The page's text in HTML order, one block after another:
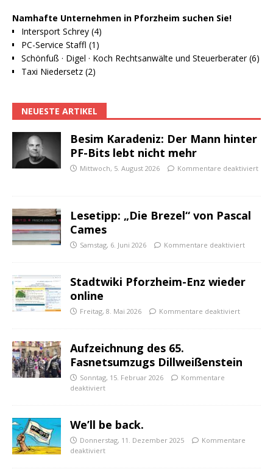
Namhafte Unternehmen in Pforzheim suchen Sie!
Intersport Schrey (4)
PC-Service Staffl (1)
Schönfuß · Digel · Koch Rechtsanwälte und Steuerberater (6)
Taxi Niedersetz (2)
NEUESTE ARTIKEL
Besim Karadeniz: Der Mann hinter
PF-Bits lebt nicht mehr
Mittwoch, 5. August 2026 Kommentare deaktiviert
Lesetipp: „Die Brezel“ von Pascal
Cames
Samstag, 6. Juni 2026 Kommentare deaktiviert
Stadtwiki Pforzheim-Enz wieder
online
Freitag, 8. Mai 2026 Kommentare deaktiviert
Aufzeichnung des 65.
Fasnetsumzugs Dillweißenstein
Sonntag, 15. Februar 2026
Kommentare
deaktiviert
We’ll be back.
Donnerstag, 11. Dezember 2025
Kommentare
deaktiviert